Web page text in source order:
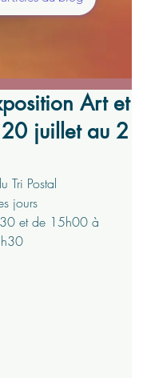
Art et
juillet au 2
Tri Postal
jours
et de 15h00 à